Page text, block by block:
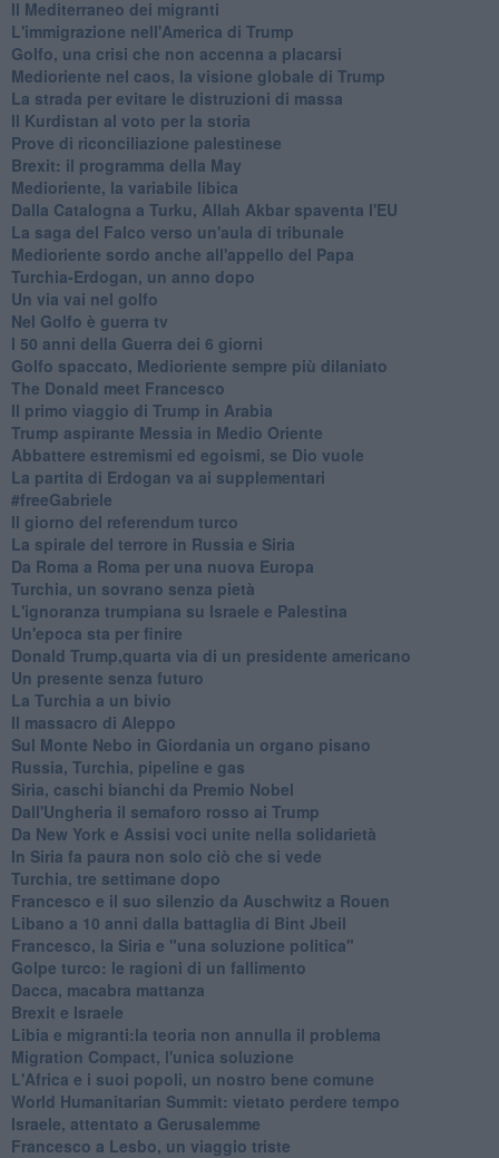
Il Mediterraneo dei migranti
L'immigrazione nell'America di Trump
Golfo, una crisi che non accenna a placarsi
Medioriente nel caos, la visione globale di Trump
La strada per evitare le distruzioni di massa
Il Kurdistan al voto per la storia
Prove di riconciliazione palestinese
Brexit: il programma della May
Medioriente, la variabile libica
Dalla Catalogna a Turku, Allah Akbar spaventa l'EU
La saga del Falco verso un'aula di tribunale
Medioriente sordo anche all'appello del Papa
Turchia-Erdogan, un anno dopo
Un via vai nel golfo
Nel Golfo è guerra tv
I 50 anni della Guerra dei 6 giorni
Golfo spaccato, Medioriente sempre più dilaniato
The Donald meet Francesco
Il primo viaggio di Trump in Arabia
Trump aspirante Messia in Medio Oriente
Abbattere estremismi ed egoismi, se Dio vuole
La partita di Erdogan va ai supplementari
#freeGabriele
Il giorno del referendum turco
La spirale del terrore in Russia e Siria
Da Roma a Roma per una nuova Europa
Turchia, un sovrano senza pietà
L'ignoranza trumpiana su Israele e Palestina
Un'epoca sta per finire
Donald Trump,quarta via di un presidente americano
Un presente senza futuro
La Turchia a un bivio
Il massacro di Aleppo
Sul Monte Nebo in Giordania un organo pisano
Russia, Turchia, pipeline e gas
Siria, caschi bianchi da Premio Nobel
Dall'Ungheria il semaforo rosso ai Trump
Da New York e Assisi voci unite nella solidarietà
In Siria fa paura non solo ciò che si vede
Turchia, tre settimane dopo
Francesco e il suo silenzio da Auschwitz a Rouen
Libano a 10 anni dalla battaglia di Bint Jbeil
Francesco, la Siria e "una soluzione politica"
Golpe turco: le ragioni di un fallimento
Dacca, macabra mattanza
Brexit e Israele
Libia e migranti:la teoria non annulla il problema
Migration Compact, l'unica soluzione
L'Africa e i suoi popoli, un nostro bene comune
World Humanitarian Summit: vietato perdere tempo
Israele, attentato a Gerusalemme
Francesco a Lesbo, un viaggio triste